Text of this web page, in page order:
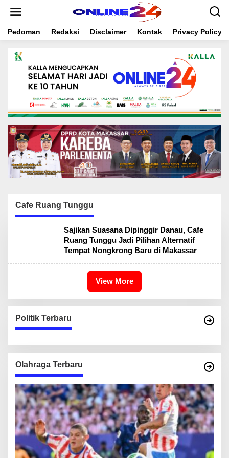
t
Pedoman Redaksi Disclaimer Kontak Privacy Policy
Cafe Ruang Tunggu
Sajikan Suasana Dipinggir Danau, Cafe
Ruang Tunggu Jadi Pilihan Alternatif
Tempat Nongkrong Baru di Makassar
View More
Politik Terbaru
Olahraga Terbaru